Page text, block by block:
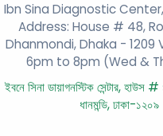
Ibn Sina Diagnostic
Address: House # 48,
Dhanmondi, Dhaka - 1209
6pm to 8pm (Wed &
ইবনে সিনা ডায়াগনস্টিক সেন্টার,
ধানমন্ডি, ঢাকা-১২০৯